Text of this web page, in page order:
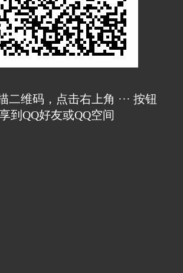
二维码，点击右上角 ··· 按钮
到QQ好友或QQ空间